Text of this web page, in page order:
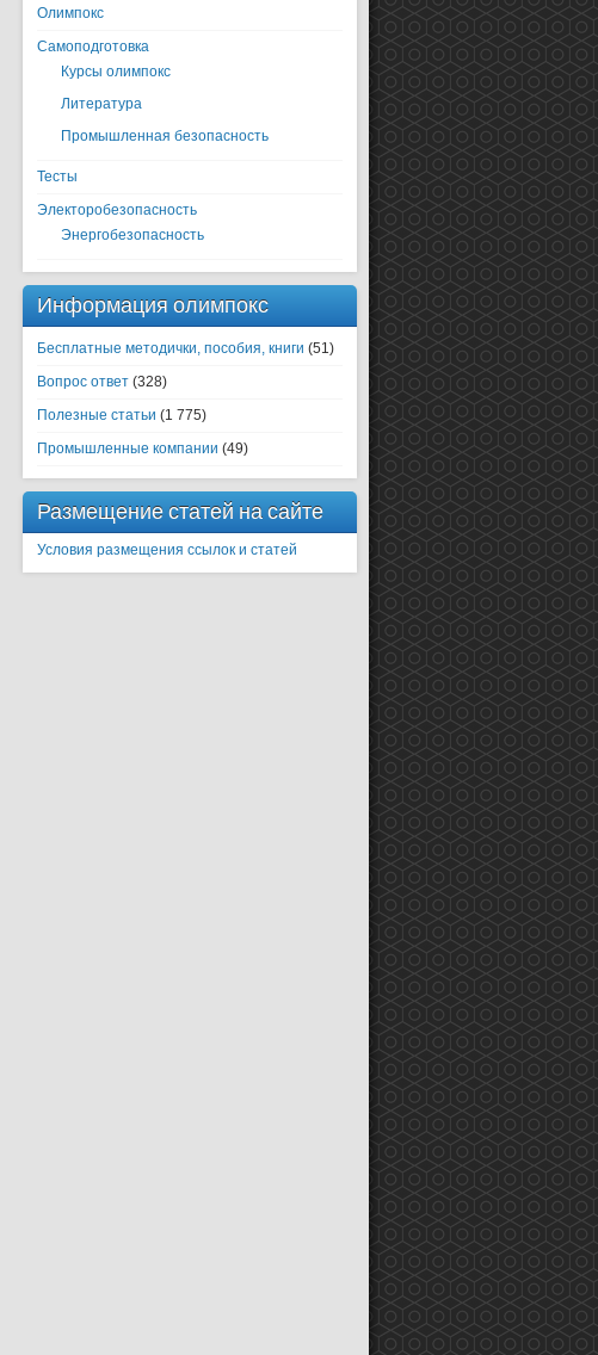
Олимпокс
Самоподготовка
Курсы олимпокс
Литература
Промышленная безопасность
Тесты
Электоробезопасность
Энергобезопасность
Информация олимпокс
Бесплатные методички, пособия, книги (51)
Вопрос ответ (328)
Полезные статьи (1 775)
Промышленные компании (49)
Размещение статей на сайте
Условия размещения ссылок и статей